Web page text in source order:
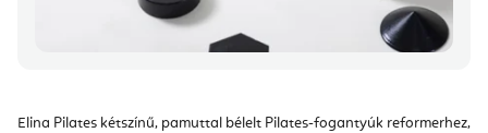
Elina Pilates kétszínű, pamuttal bélelt Pilates-fogantyúk reformerhez,